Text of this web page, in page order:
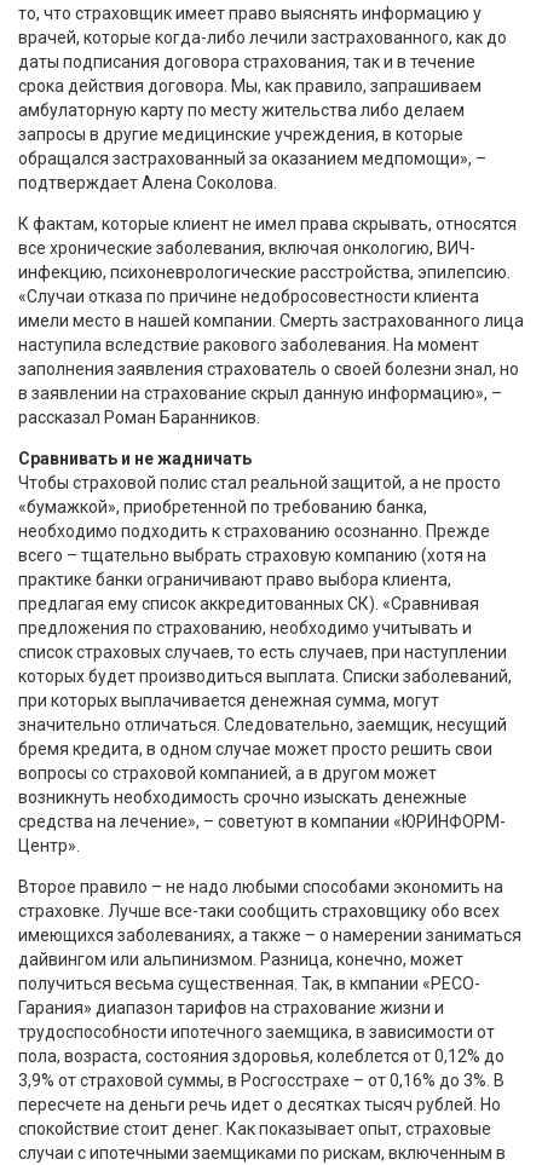
то, что страховщик имеет право выяснять информацию у
врачей, которые когда-либо лечили застрахованного, как до
даты подписания договора страхования, так и в течение
срока действия договора. Мы, как правило, запрашиваем
амбулаторную карту по месту жительства либо делаем
запросы в другие медицинские учреждения, в которые
обращался застрахованный за оказанием медпомощи», –
подтверждает Алена Соколова.
К фактам, которые клиент не имел права скрывать, относятся
все хронические заболевания, включая онкологию, ВИЧ-
инфекцию, психоневрологические расстройства, эпилепсию.
«Случаи отказа по причине недобросовестности клиента
имели место в нашей компании. Смерть застрахованного лица
наступила вследствие ракового заболевания. На момент
заполнения заявления страхователь о своей болезни знал, но
в заявлении на страхование скрыл данную информацию», –
рассказал Роман Баранников.
Сравнивать и не жадничать
Чтобы страховой полис стал реальной защитой, а не просто
«бумажкой», приобретенной по требованию банка,
необходимо подходить к страхованию осознанно. Прежде
всего – тщательно выбрать страховую компанию (хотя на
практике банки ограничивают право выбора клиента,
предлагая ему список аккредитованных СК). «Сравнивая
предложения по страхованию, необходимо учитывать и
список страховых случаев, то есть случаев, при наступлении
которых будет производиться выплата. Списки заболеваний,
при которых выплачивается денежная сумма, могут
значительно отличаться. Следовательно, заемщик, несущий
бремя кредита, в одном случае может просто решить свои
вопросы со страховой компанией, а в другом может
возникнуть необходимость срочно изыскать денежные
средства на лечение», – советуют в компании «ЮРИНФОРМ-
Центр».
Второе правило – не надо любыми способами экономить на
страховке. Лучше все-таки сообщить страховщику обо всех
имеющихся заболеваниях, а также – о намерении заниматься
дайвингом или альпинизмом. Разница, конечно, может
получиться весьма существенная. Так, в кмпании «РЕСО-
Гарания» диапазон тарифов на страхование жизни и
трудоспособности ипотечного заемщика, в зависимости от
пола, возраста, состояния здоровья, колеблется от 0,12% до
3,9% от страховой суммы, в Росгосстрахе – от 0,16% до 3%. В
пересчете на деньги речь идет о десятках тысяч рублей. Но
спокойствие стоит денег. Как показывает опыт, страховые
случаи с ипотечными заемщиками по рискам, включенным в